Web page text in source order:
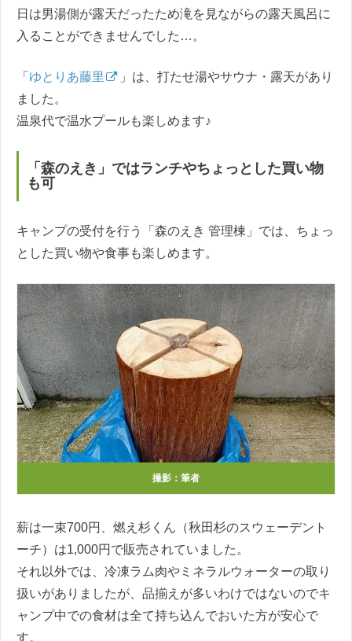
日は男湯側が露天だったため滝を見ながらの露天風呂に
入ることができませんでした…。
「 ゆとりあ藤里
」は、打たせ湯やサウナ・露天があり
ました。
温泉代で温水プールも楽しめます♪
「森のえき」ではランチやちょっとした買い物
も可
キャンプの受付を行う「森のえき 管理棟」では、ちょっ
とした買い物や食事も楽しめます。
撮影：筆者
薪は一束700円、燃え杉くん（秋田杉のスウェーデント
ーチ）は1,000円で販売されていました。
それ以外では、冷凍ラム肉やミネラルウォーターの取り
扱いがありましたが、品揃えが多いわけではないのでキ
ャンプ中での食材は全て持ち込んでおいた方が安心で
す。